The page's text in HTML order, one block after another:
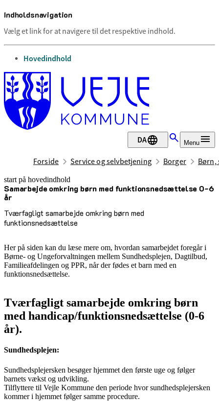
Indholdsnavigation
Vælg et link for at navigere til det respektive indhold.
gå til
Hovedindhold
DA Menu
Forside Service og selvbetjening Borger Børn,
start på hovedindhold
Samarbejde omkring børn med funktionsnedsættelse 0-6
år
Tværfagligt samarbejde omkring børn med
funktionsnedsættelse
senest opdateret 27. marts 2025
Her på siden kan du læse mere om, hvordan samarbejdet foregår i
Børne- og Ungeforvaltningen mellem Sundhedsplejen, Dagtilbud,
Familieafdelingen og PPR, når der fødes et barn med en
funktionsnedsættelse.
Tværfagligt samarbejde omkring børn
med handicap/funktionsnedsættelse (0-6
år).
Sundhedsplejen:
Sundhedsplejersken besøger hjemmet den første uge og følger
barnets vækst og udvikling.
Tilflyttere til Vejle Kommune den periode hvor sundhedsplejersken
kommer i hjemmet følger samme procedure.